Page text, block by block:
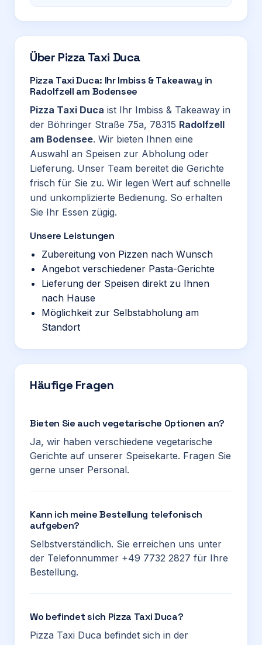
Über Pizza Taxi Duca
Pizza Taxi Duca: Ihr Imbiss & Takeaway in
Radolfzell am Bodensee
Pizza Taxi Duca ist Ihr Imbiss & Takeaway in
der Böhringer Straße 75a, 78315 Radolfzell
am Bodensee. Wir bieten Ihnen eine
Auswahl an Speisen zur Abholung oder
Lieferung. Unser Team bereitet die Gerichte
frisch für Sie zu. Wir legen Wert auf schnelle
und unkomplizierte Bedienung. So erhalten
Sie Ihr Essen zügig.
Unsere Leistungen
Zubereitung von Pizzen nach Wunsch
Angebot verschiedener Pasta-Gerichte
Lieferung der Speisen direkt zu Ihnen
nach Hause
Möglichkeit zur Selbstabholung am
Standort
Häufige Fragen
Bieten Sie auch vegetarische Optionen an?
Ja, wir haben verschiedene vegetarische
Gerichte auf unserer Speisekarte. Fragen Sie
gerne unser Personal.
Kann ich meine Bestellung telefonisch
aufgeben?
Selbstverständlich. Sie erreichen uns unter
der Telefonnummer +49 7732 2827 für Ihre
Bestellung.
Wo befindet sich Pizza Taxi Duca?
Pizza Taxi Duca befindet sich in der